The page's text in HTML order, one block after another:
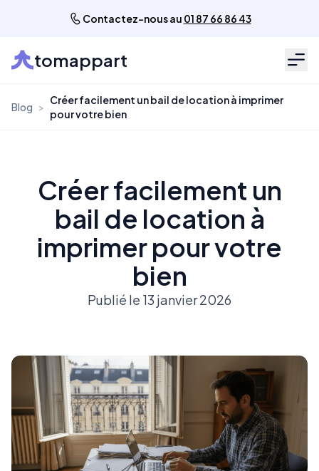
Contactez-nous au 01 87 66 86 43
tomappart
Blog >
Créer facilement un bail de location à imprimer
pour votre bien
Créer facilement un
bail de location à
imprimer pour votre
bien
Publié le 13 janvier 2026